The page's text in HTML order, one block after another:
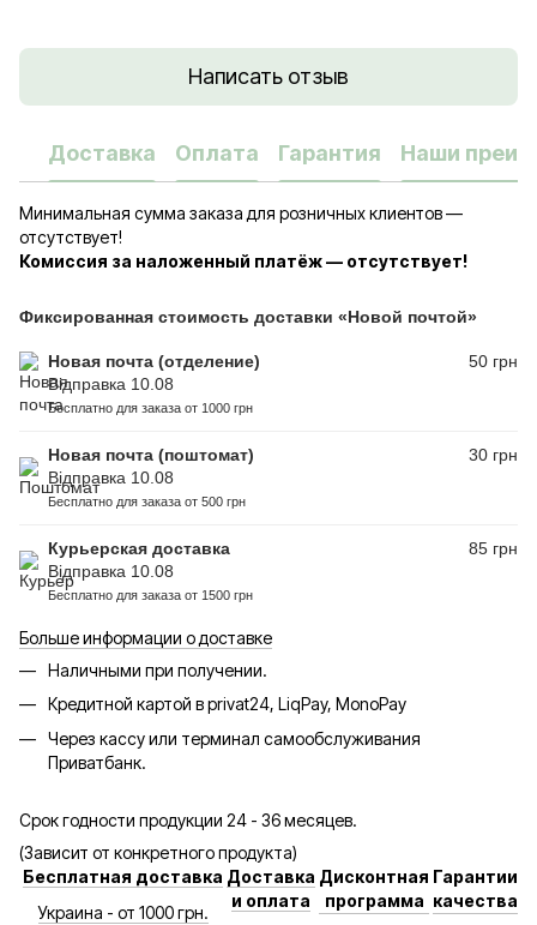
Написать отзыв
Доставка Оплата Гарантия Наши
Минимальная сумма заказа для розничных клиентов —
отсутствует!
Комиссия за наложенный платёж — отсутствует!
Фиксированная стоимость доставки «Новой почтой»
Новая почта (отделение)
Відправка 10.08
Бесплатно для заказа от 1000 грн
50 грн
Новая почта (поштомат)
Відправка 10.08
Бесплатно для заказа от 500 грн
30 грн
Курьерская доставка
Відправка 10.08
Бесплатно для заказа от 1500 грн
85 грн
Больше информации о доставке
Наличными при получении.
Кредитной картой в privat24, LiqPay, MonoPay
Через кассу или терминал самообслуживания
Приватбанк.
Срок годности продукции 24 - 36 месяцев.
(Зависит от конкретного продукта)
Бесплатная доставка
Украина - от 1000 грн.
Доставка
и оплата
Дисконтная
программа
Гарантии
качества